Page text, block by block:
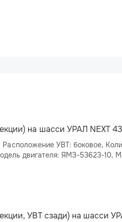
на шасси УРАЛ NEXT
УВТ сзади) на шасси